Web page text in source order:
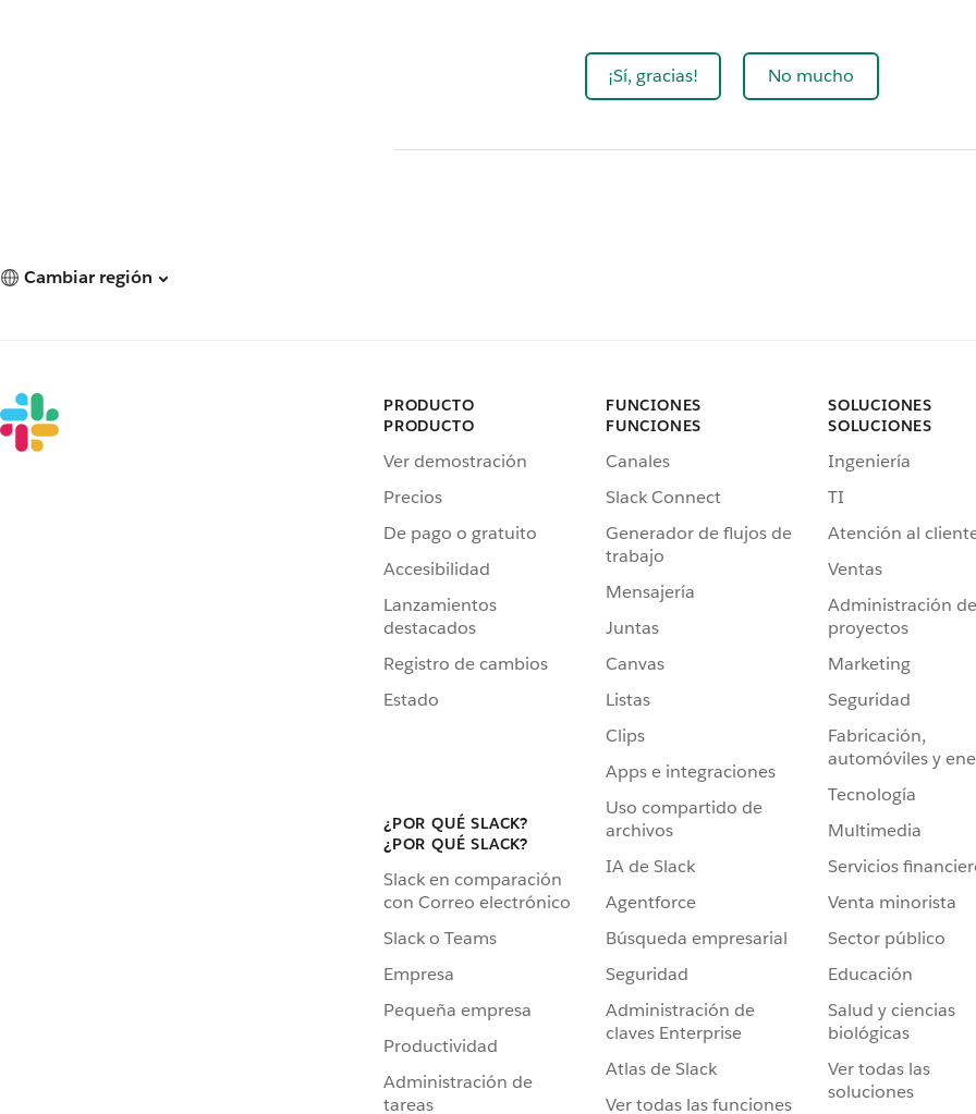
¡Sí, gracias! No mucho
Cambiar región
PRODUCTO
PRODUCTO
Ver demostración
Precios
De pago o gratuito
Accesibilidad
Lanzamientos
destacados
Registro de cambios
Estado
¿POR QUÉ SLACK?
¿POR QUÉ SLACK?
Slack en comparación
con Correo electrónico
Slack o Teams
Empresa
Pequeña empresa
Productividad
Administración de
tareas
FUNCIONES
FUNCIONES
Canales
Slack Connect
Generador de flujos de
trabajo
Mensajería
Juntas
Canvas
Listas
Clips
Apps e integraciones
Uso compartido de
archivos
IA de Slack
Agentforce
Búsqueda empresarial
Seguridad
Administración de
claves Enterprise
Atlas de Slack
Ver todas las funciones
SOLUCIONES
SOLUCIONES
Ingeniería
TI
Atención al
Ventas
Administración de
proyectos
Marketing
Seguridad
Fabricación,
automóviles y
Tecnología
Multimedia
Servicios
Venta minorista
Sector público
Educación
Salud y ciencias
biológicas
Ver todas las
soluciones